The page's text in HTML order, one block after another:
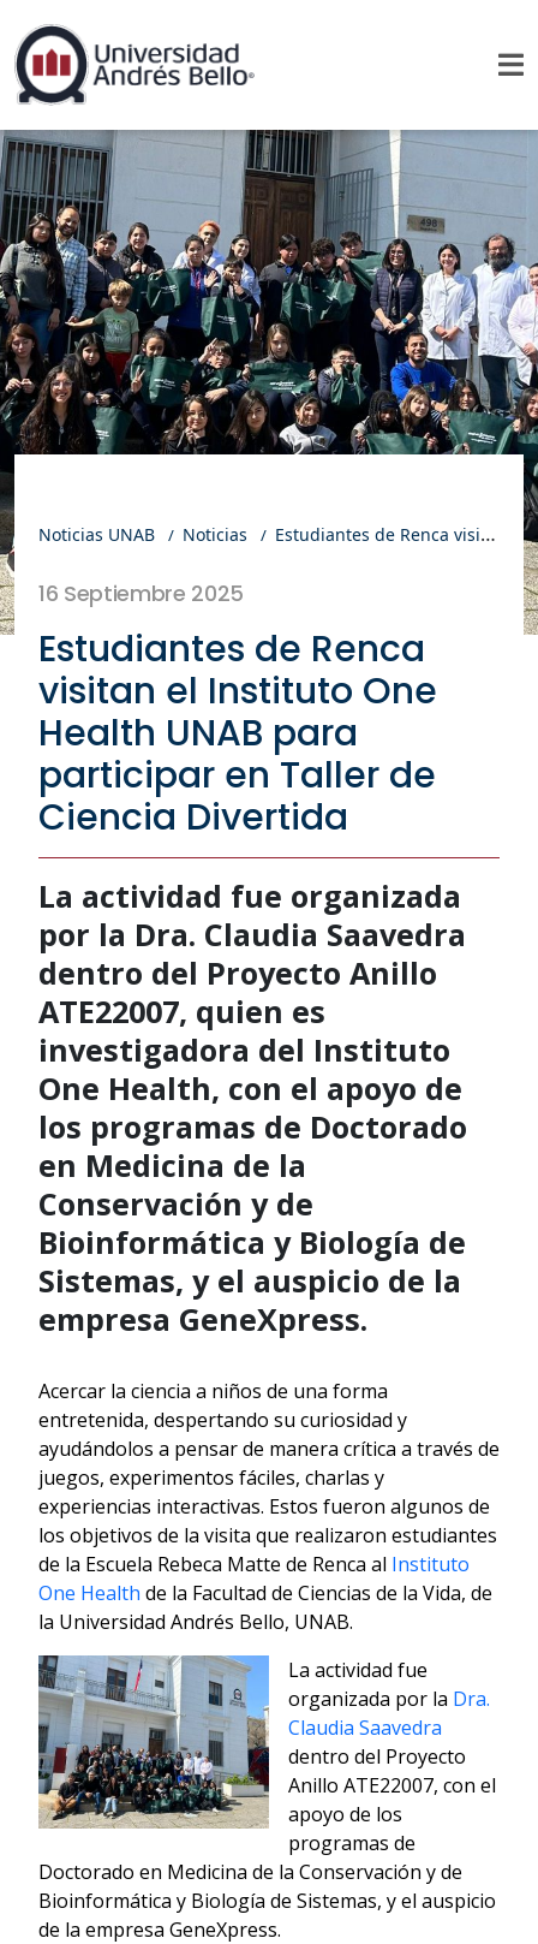
Noticias UNAB Noticias Estudiantes de Renca visitan el Instituto One Health UNAB para participar en Taller de Ciencia Divertida
16 Septiembre 2025
Estudiantes de Renca
visitan el Instituto One
Health UNAB para
participar en Taller de
Ciencia Divertida
La actividad fue organizada
por la Dra. Claudia Saavedra
dentro del Proyecto Anillo
ATE22007, quien es
investigadora del Instituto
One Health, con el apoyo de
los programas de Doctorado
en Medicina de la
Conservación y de
Bioinformática y Biología de
Sistemas, y el auspicio de la
empresa GeneXpress.
Acercar la ciencia a niños de una forma
entretenida, despertando su curiosidad y
ayudándolos a pensar de manera crítica a través de
juegos, experimentos fáciles, charlas y
experiencias interactivas. Estos fueron algunos de
los objetivos de la visita que realizaron estudiantes
de la Escuela Rebeca Matte de Renca al Instituto
One Health de la Facultad de Ciencias de la Vida, de
la Universidad Andrés Bello, UNAB.
La actividad fue
organizada por la Dra.
Claudia Saavedra
dentro del Proyecto
Anillo ATE22007, con el
apoyo de los
programas de
Doctorado en Medicina de la Conservación y de
Bioinformática y Biología de Sistemas, y el auspicio
de la empresa GeneXpress.